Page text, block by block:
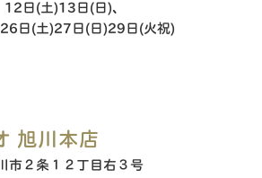
日(土)13日(日)、
日(土)27日(日)29日(火祝)
旭川本店
２条１２丁目右３号